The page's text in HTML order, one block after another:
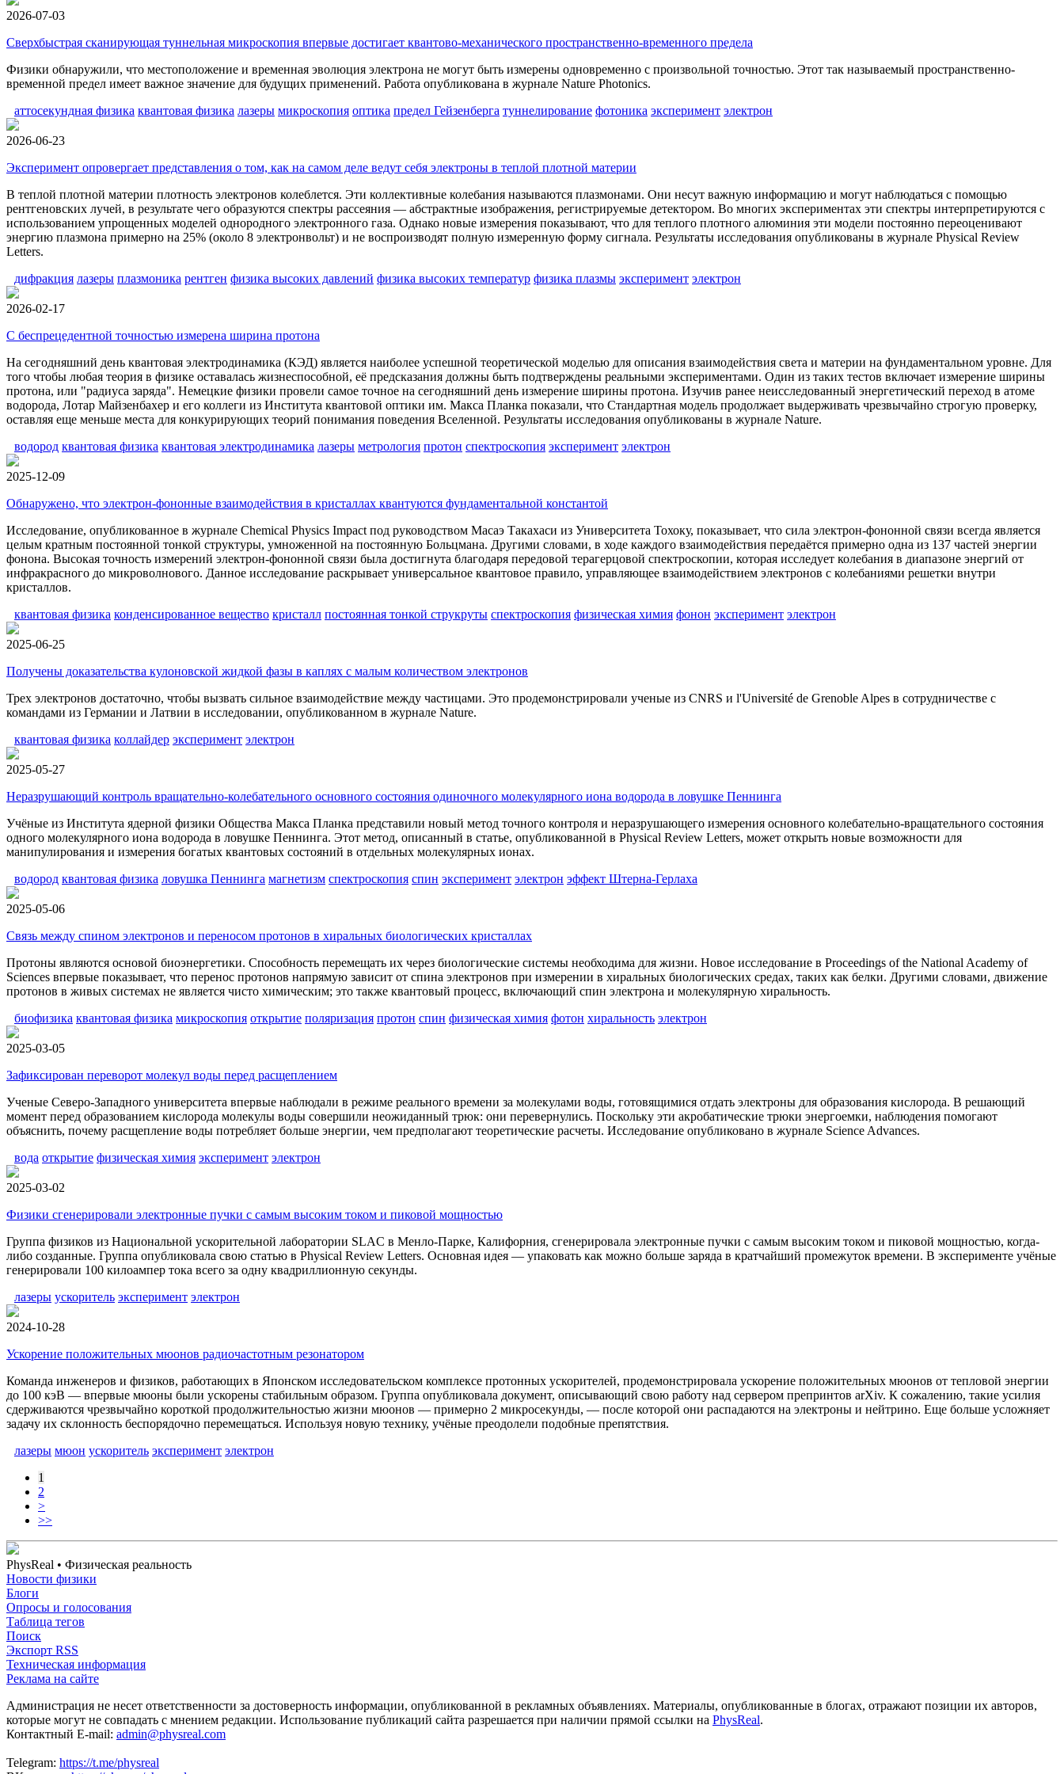
2026-07-03
Сверхбыстрая сканирующая туннельная микроскопия впервые достигает квантово-механического пространственно-временного предела
Физики обнаружили, что местоположение и временная эволюция электрона не могут быть измерены одновременно с произвольной точностью. Этот так называемый пространственно-
временной предел имеет важное значение для будущих применений. Работа опубликована в журнале Nature Photonics.
аттосекундная физика квантовая физика лазеры микроскопия оптика предел Гейзенберга туннелирование фотоника эксперимент электрон
2026-06-23
Эксперимент опровергает представления о том, как на самом деле ведут себя электроны в теплой плотной материи
В теплой плотной материи плотность электронов колеблется. Эти коллективные колебания называются плазмонами. Они несут важную информацию и могут наблюдаться с помощью
рентгеновских лучей, в результате чего образуются спектры рассеяния — абстрактные изображения, регистрируемые детектором. Во многих экспериментах эти спектры интерпретируются с
использованием упрощенных моделей однородного электронного газа. Однако новые измерения показывают, что для теплого плотного алюминия эти модели постоянно переоценивают
энергию плазмона примерно на 25% (около 8 электронвольт) и не воспроизводят полную измеренную форму сигнала. Результаты исследования опубликованы в журнале Physical Review
Letters.
дифракция лазеры плазмоника рентген физика высоких давлений физика высоких температур физика плазмы эксперимент электрон
2026-02-17
С беспрецедентной точностью измерена ширина протона
На сегодняшний день квантовая электродинамика (КЭД) является наиболее успешной теоретической моделью для описания взаимодействия света и материи на фундаментальном уровне. Для
того чтобы любая теория в физике оставалась жизнеспособной, её предсказания должны быть подтверждены реальными экспериментами. Один из таких тестов включает измерение ширины
протона, или "радиуса заряда". Немецкие физики провели самое точное на сегодняшний день измерение ширины протона. Изучив ранее неисследованный энергетический переход в атоме
водорода, Лотар Майзенбахер и его коллеги из Института квантовой оптики им. Макса Планка показали, что Стандартная модель продолжает выдерживать чрезвычайно строгую проверку,
оставляя еще меньше места для конкурирующих теорий понимания поведения Вселенной. Результаты исследования опубликованы в журнале Nature.
водород квантовая физика квантовая электродинамика лазеры метрология протон спектроскопия эксперимент электрон
2025-12-09
Обнаружено, что электрон-фононные взаимодействия в кристаллах квантуются фундаментальной константой
Исследование, опубликованное в журнале Chemical Physics Impact под руководством Масаэ Такахаси из Университета Тохоку, показывает, что сила электрон-фононной связи всегда является
целым кратным постоянной тонкой структуры, умноженной на постоянную Больцмана. Другими словами, в ходе каждого взаимодействия передаётся примерно одна из 137 частей энергии
фонона. Высокая точность измерений электрон-фононной связи была достигнута благодаря передовой терагерцовой спектроскопии, которая исследует колебания в диапазоне энергий от
инфракрасного до микроволнового. Данное исследование раскрывает универсальное квантовое правило, управляющее взаимодействием электронов с колебаниями решетки внутри
кристаллов.
квантовая физика конденсированное вещество кристалл постоянная тонкой струкруты спектроскопия физическая химия фонон эксперимент электрон
2025-06-25
Получены доказательства кулоновской жидкой фазы в каплях с малым количеством электронов
Трех электронов достаточно, чтобы вызвать сильное взаимодействие между частицами. Это продемонстрировали ученые из CNRS и l'Université de Grenoble Alpes в сотрудничестве с
командами из Германии и Латвии в исследовании, опубликованном в журнале Nature.
квантовая физика коллайдер эксперимент электрон
2025-05-27
Неразрушающий контроль вращательно-колебательного основного состояния одиночного молекулярного иона водорода в ловушке Пеннинга
Учёные из Института ядерной физики Общества Макса Планка представили новый метод точного контроля и неразрушающего измерения основного колебательно-вращательного состояния
одного молекулярного иона водорода в ловушке Пеннинга. Этот метод, описанный в статье, опубликованной в Physical Review Letters, может открыть новые возможности для
манипулирования и измерения богатых квантовых состояний в отдельных молекулярных ионах.
водород квантовая физика ловушка Пеннинга магнетизм спектроскопия спин эксперимент электрон эффект Штерна-Герлаха
2025-05-06
Связь между спином электронов и переносом протонов в хиральных биологических кристаллах
Протоны являются основой биоэнергетики. Способность перемещать их через биологические системы необходима для жизни. Новое исследование в Proceedings of the National Academy of
Sciences впервые показывает, что перенос протонов напрямую зависит от спина электронов при измерении в хиральных биологических средах, таких как белки. Другими словами, движение
протонов в живых системах не является чисто химическим; это также квантовый процесс, включающий спин электрона и молекулярную хиральность.
биофизика квантовая физика микроскопия открытие поляризация протон спин физическая химия фотон хиральность электрон
2025-03-05
Зафиксирован переворот молекул воды перед расщеплением
Ученые Северо-Западного университета впервые наблюдали в режиме реального времени за молекулами воды, готовящимися отдать электроны для образования кислорода. В решающий
момент перед образованием кислорода молекулы воды совершили неожиданный трюк: они перевернулись. Поскольку эти акробатические трюки энергоемки, наблюдения помогают
объяснить, почему расщепление воды потребляет больше энергии, чем предполагают теоретические расчеты. Исследование опубликовано в журнале Science Advances.
вода открытие физическая химия эксперимент электрон
2025-03-02
Физики сгенерировали электронные пучки с самым высоким током и пиковой мощностью
Группа физиков из Национальной ускорительной лаборатории SLAC в Менло-Парке, Калифорния, сгенерировала электронные пучки с самым высоким током и пиковой мощностью, когда-
либо созданные. Группа опубликовала свою статью в Physical Review Letters. Основная идея — упаковать как можно больше заряда в кратчайший промежуток времени. В эксперименте учёные
генерировали 100 килоампер тока всего за одну квадриллионную секунды.
лазеры ускоритель эксперимент электрон
2024-10-28
Ускорение положительных мюонов радиочастотным резонатором
Команда инженеров и физиков, работающих в Японском исследовательском комплексе протонных ускорителей, продемонстрировала ускорение положительных мюонов от тепловой энергии
до 100 кэВ — впервые мюоны были ускорены стабильным образом. Группа опубликовала документ, описывающий свою работу над сервером препринтов arXiv. К сожалению, такие усилия
сдерживаются чрезвычайно короткой продолжительностью жизни мюонов — примерно 2 микросекунды, — после которой они распадаются на электроны и нейтрино. Еще больше усложняет
задачу их склонность беспорядочно перемещаться. Используя новую технику, учёные преодолели подобные препятствия.
лазеры мюон ускоритель эксперимент электрон
1
2
>
>>
PhysReal • Физическая реальность
Новости физики
Блоги
Опросы и голосования
Таблица тегов
Поиск
Экспорт RSS
Техническая информация
Реклама на сайте
Администрация не несет ответственности за достоверность информации, опубликованной в рекламных объявлениях. Материалы, опубликованные в блогах, отражают позиции их авторов,
которые могут не совпадать с мнением редакции. Использование публикаций сайта разрешается при наличии прямой ссылки на PhysReal.
Контактный E-mail: admin@physreal.com
Telegram: https://t.me/physreal